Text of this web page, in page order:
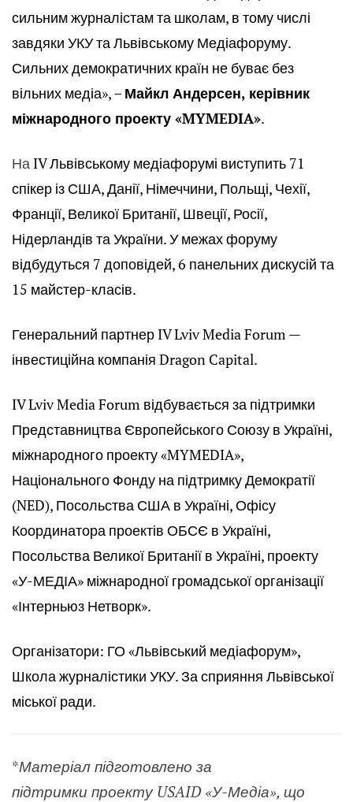
сильним журналістам та школам, в тому числі
завдяки УКУ та Львівському Медіафоруму.
Сильних демократичних країн не буває без
вільних медіа»,– Майкл Андерсен, керівник
міжнародного проекту «MYMEDIA».
На IV Львівському медіафорумі виступить 71
спікер із США, Данії, Німеччини, Польщі, Чехії,
Франції, Великої Британії, Швеції, Росії,
Нідерландів та України. У межах форуму
відбудуться 7 доповідей, 6 панельних дискусій та
15 майстер-класів.
Генеральний партнер IV Lviv Media Forum —
інвестиційна компанія Dragon Capital.
IV Lviv Media Forum відбувається за підтримки
Представництва Європейського Союзу в Україні,
міжнародного проекту «MYMEDIA»,
Національного Фонду на підтримку Демократії
(NED), Посольства США в Україні, Офісу
Координатора проектів ОБСЄ в Україні,
Посольства Великої Британії в Україні, проекту
«У-МЕДІА» міжнародної громадської організації
«Інтерньюз Нетворк».
Організатори: ГО «Львівський медіафорум»,
Школа журналістики УКУ. За сприяння Львівської
міської ради.
*Матеріал підготовлено за
підтримки проекту USAID «У-Медіа», що